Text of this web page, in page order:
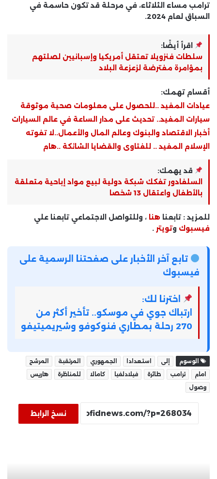
ترامب مساء الثلاثاء، في مرحلة قد تكون حاسمة في
السباق لعام 2024.
اقرأ أيضًا:
سلطات فنزويلا تعتقل أمريكيا وإسبانيين لصلتهم
بمؤامرة مفترضة لزعزعة البلاد
أقسام تهمك:
عيادات المفيد ..للحصول على معلومات صحية موثوقة
سيارات المفيد.. تحديث على مدار الساعة في عالم السيارات
أخبار الاقتصاد والبنوك وعالم المال والأعمال..لا تفوته
الإسلام المفيد .. للفتاوى والقضايا الشائكة ..هام
قد يهمك:
السلفادور تفكك شبكة دولية لبيع مواد إباحية متعلقة
بالأطفال واعتقال 13 شخصا
للمزيد : تابعنا هنا ، وللتواصل الاجتماعي تابعنا علي
فيسبوك وتويتر .
تابع آخر الأخبار على صفحتنا الرسمية على
فيسبوك
اخترنا لك:
ارتباك جوي في موسكو.. تأخير أكثر من
270 رحلة بمطاري فنوكوفو وشيريميتيفو
الوسوم إلى استعدادا الجمهوري المرتقبة
المرشح
امام
ترامب طائرة فيلادلفيا كامالا للمناظرة
هاريس
وصول
نسخ الرابط